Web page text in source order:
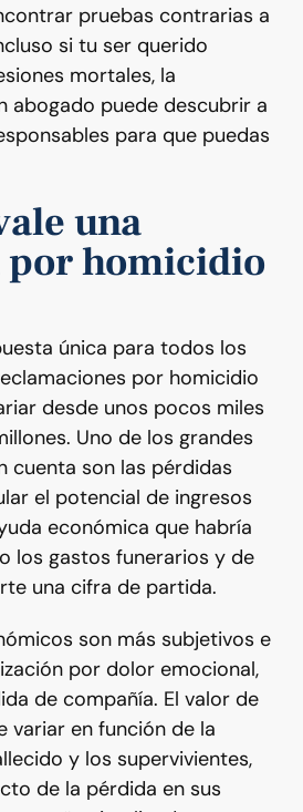
pruebas contrarias a
si tu ser querido
mortales, la
abogado puede descubrir a
para que puedas
una
por homicidio
única para todos los
por homicidio
desde unos pocos miles
Uno de los grandes
cuenta son las pérdidas
el potencial de ingresos
económica que habría
los gastos funerarios y de
una cifra de partida.
son más subjetivos e
por dolor emocional,
de compañía. El valor de
variar en función de la
y los supervivientes,
de la pérdida en sus